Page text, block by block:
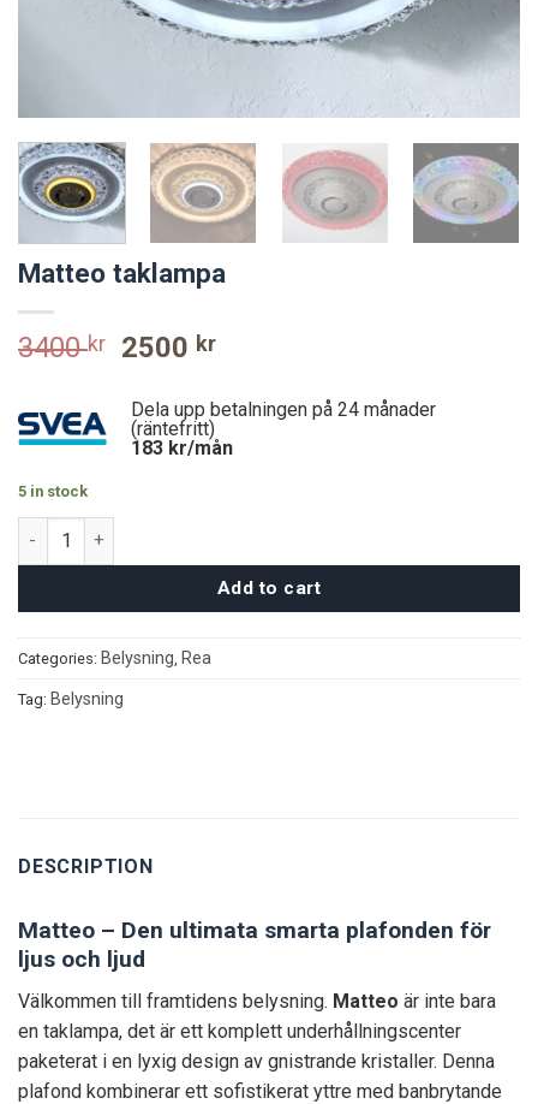
Matteo taklampa
3400kr
Original
was:
3400 kr.
2500 krCurrent
is:
2500 kr.
Dela upp betalningen på 24 månader
(räntefritt)
183 kr/mån
5 in stock
Matteo taklampa quantity
Add to cart
Categories: Belysning Rea
Tag: Belysning
DESCRIPTION
Matteo – Den ultimata smarta plafonden för
ljus och ljud
Välkommen till framtidens belysning. Matteo är inte bara
en taklampa, det är ett komplett underhållningscenter
paketerat i en lyxig design av gnistrande kristaller. Denna
plafond kombinerar ett sofistikerat yttre med banbrytande